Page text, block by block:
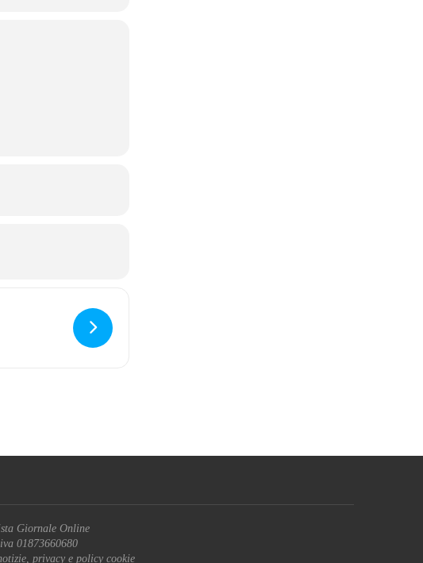
Giornale Online
01873660680
privacy e policy cookie